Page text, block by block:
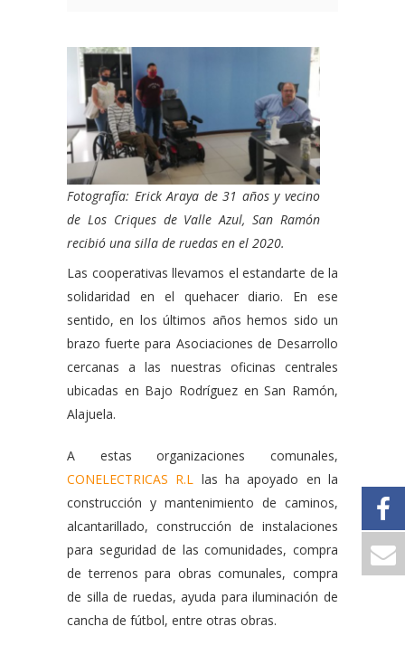
Fotografía: Erick Araya de 31 años y vecino
de Los Criques de Valle Azul, San Ramón
recibió una silla de ruedas en el 2020.
Las cooperativas llevamos el estandarte de la
solidaridad en el quehacer diario. En ese
sentido, en los últimos años hemos sido un
brazo fuerte para Asociaciones de Desarrollo
cercanas a las nuestras oficinas centrales
ubicadas en Bajo Rodríguez en San Ramón,
Alajuela.
A estas organizaciones comunales,
CONELECTRICAS R.L las ha apoyado en la
construcción y mantenimiento de caminos,
alcantarillado, construcción de instalaciones
para seguridad de las comunidades, compra
de terrenos para obras comunales, compra
de silla de ruedas, ayuda para iluminación de
cancha de fútbol, entre otras obras.